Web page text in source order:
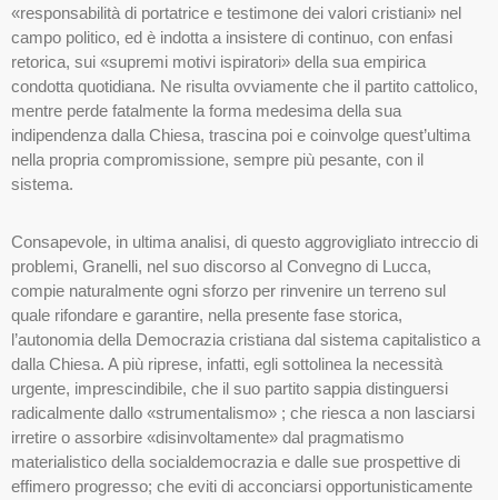
«responsabilità di portatrice e testimone dei valori cristiani» nel
campo politico, ed è indotta a insistere di continuo, con enfasi
retorica, sui «supremi motivi ispiratori» della sua empirica
condotta quotidiana. Ne risulta ovviamente che il partito cattolico,
mentre perde fatalmente la forma medesima della sua
indipendenza dalla Chiesa, trascina poi e coinvolge quest’ultima
nella propria compromissione, sempre più pesante, con il
sistema.
Consapevole, in ultima analisi, di questo aggrovigliato intreccio di
problemi, Granelli, nel suo discorso al Convegno di Lucca,
compie naturalmente ogni sforzo per rinvenire un terreno sul
quale rifondare e garantire, nella presente fase storica,
l’autonomia della Democrazia cristiana dal sistema capitalistico a
dalla Chiesa. A più riprese, infatti, egli sottolinea la necessità
urgente, imprescindibile, che il suo partito sappia distinguersi
radicalmente dallo «strumentalismo» ; che riesca a non lasciarsi
irretire o assorbire «disinvoltamente» dal pragmatismo
materialistico della socialdemocrazia e dalle sue prospettive di
effimero progresso; che eviti di acconciarsi opportunisticamente